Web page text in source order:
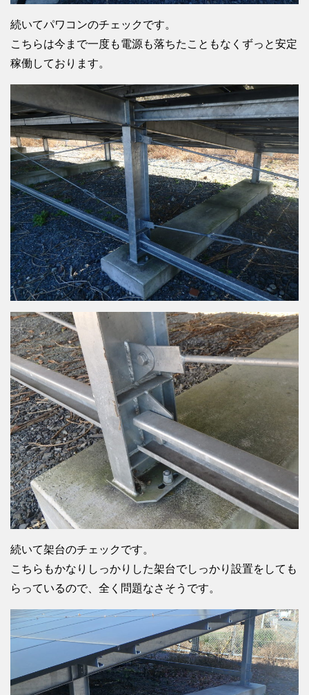
続いてパワコンのチェックです。
こちらは今まで一度も電源も落ちたこともなくずっと安定
稼働しております。
続いて架台のチェックです。
こちらもかなりしっかりした架台でしっかり設置をしても
らっているので、全く問題なさそうです。